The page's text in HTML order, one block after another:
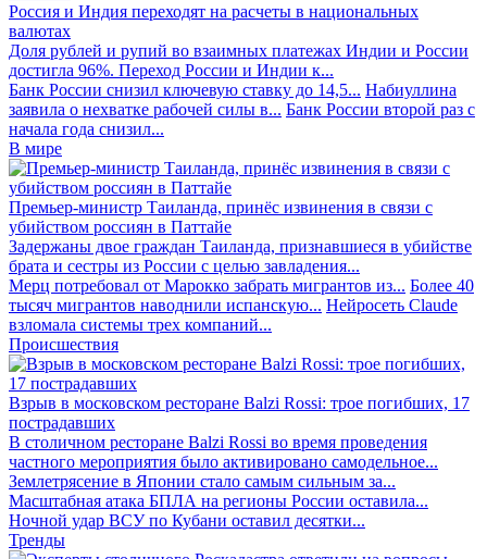
Россия и Индия переходят на расчеты в национальных
валютах
Доля рублей и рупий во взаимных платежах Индии и России
достигла 96%. Переход России и Индии к...
Банк России снизил ключевую ставку до 14,5... Набиуллина
заявила о нехватке рабочей силы в... Банк России второй раз с
начала года снизил...
В мире
Премьер-министр Таиланда, принёс извинения в связи с
убийством россиян в Паттайе
Задержаны двое граждан Таиланда, признавшиеся в убийстве
брата и сестры из России с целью завладения...
Мерц потребовал от Марокко забрать мигрантов из... Более 40
тысяч мигрантов наводнили испанскую... Нейросеть Claude
взломала системы трех компаний...
Происшествия
Взрыв в московском ресторане Balzi Rossi: трое погибших, 17
пострадавших
В столичном ресторане Balzi Rossi во время проведения
частного мероприятия было активировано самодельное...
Землетрясение в Японии стало самым сильным за...
Масштабная атака БПЛА на регионы России оставила...
Ночной удар ВСУ по Кубани оставил десятки...
Тренды